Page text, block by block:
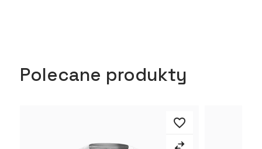
Polecane produkty
favorite_border